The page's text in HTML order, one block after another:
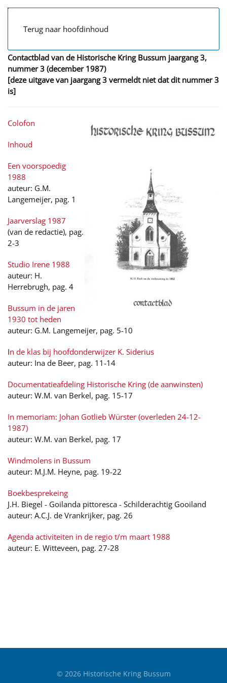
Terug naar hoofdinhoud
Contactblad van de Historische Kring Bussum jaargang 3,
nummer 3 (december 1987)
[deze uitgave van jaargang 3 vermeldt niet dat dit nummer 3
is]
Colofon
Inhoud
Een voorspoedig
1988
auteur: G.M.
Langemeijer, pag. 1
Jaarverslag 1987
(van de redactie), pag.
2-3
Studio Irene 1988
auteur: H.
Herrebrugh, pag. 4
Bussum in de jaren
1930 tot heden
auteur: G.M. Langemeijer, pag. 5-10
In de klas bij hoofdonderwijzer K. Siderius
auteur: Ina de Beer, pag. 11-14
Documentatieafdeling Historische Kring (de aanwinsten)
auteur: W.M. van Berkel, pag. 15-17
In memoriam: Johan Gotlieb Würster (overleden 24-12-
1987)
auteur: W.M. van Berkel, pag. 17
Windmolens in Bussum
auteur: M.J.M. Heyne, pag. 19-22
Boekbesprekeing
J.H. Biegel - Goilanda pittoresca - Schilderachtig Gooiland
auteur: A.C.J. de Vrankrijker, pag. 26
Agenda activiteiten in de regio t/m maart 1988
auteur: E. Witteveen, pag. 27-28
© 2026Historische Kring Bussum